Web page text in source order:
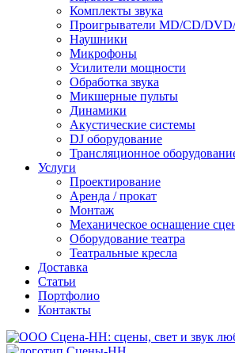
Комплекты звука
Проигрыватели MD/CD/DVD/
Наушники
Микрофоны
Усилители мощности
Обработка звука
Микшерные пульты
Динамики
Акустические системы
DJ оборудование
Трансляционное
Услуги
Проектирование
Аренда / прокат
Монтаж
Механическое оснащение
Оборудование театра
Театральные кресла
Доставка
Статьи
Портфолио
Контакты